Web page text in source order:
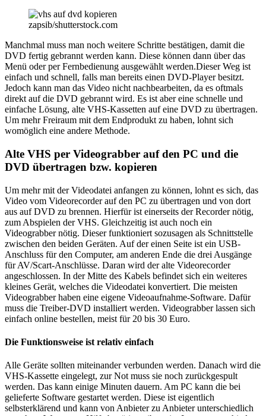
zapsib/shutterstock.com
Manchmal muss man noch weitere Schritte bestätigen, damit die
DVD fertig gebrannt werden kann. Diese können dann über das
Menü oder per Fernbedienung ausgewählt werden.Dieser Weg ist
einfach und schnell, falls man bereits einen DVD-Player besitzt.
Jedoch kann man das Video nicht nachbearbeiten, da es oftmals
direkt auf die DVD gebrannt wird. Es ist aber eine schnelle und
einfache Lösung, alte VHS-Kassetten auf eine DVD zu übertragen.
Um mehr Freiraum mit dem Endprodukt zu haben, lohnt sich
womöglich eine andere Methode.
Alte VHS per Videograbber auf den PC und die
DVD übertragen bzw. kopieren
Um mehr mit der Videodatei anfangen zu können, lohnt es sich, das
Video vom Videorecorder auf den PC zu übertragen und von dort
aus auf DVD zu brennen. Hierfür ist einerseits der Recorder nötig,
zum Abspielen der VHS. Gleichzeitig ist auch noch ein
Videograbber nötig. Dieser funktioniert sozusagen als Schnittstelle
zwischen den beiden Geräten. Auf der einen Seite ist ein USB-
Anschluss für den Computer, am anderen Ende die drei Ausgänge
für AV/Scart-Anschlüsse. Daran wird der alte Videorecorder
angeschlossen. In der Mitte des Kabels befindet sich ein weiteres
kleines Gerät, welches die Videodatei konvertiert. Die meisten
Videograbber haben eine eigene Videoaufnahme-Software. Dafür
muss die Treiber-DVD installiert werden. Videograbber lassen sich
einfach online bestellen, meist für 20 bis 30 Euro.
Die Funktionsweise ist relativ einfach
Alle Geräte sollten miteinander verbunden werden. Danach wird die
VHS-Kassette eingelegt, zur Not muss sie noch zurückgespult
werden. Das kann einige Minuten dauern. Am PC kann die bei
gelieferte Software gestartet werden. Diese ist eigentlich
selbsterklärend und kann von Anbieter zu Anbieter unterschiedlich